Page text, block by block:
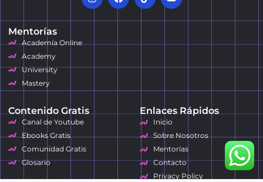
Mentorías
Academía Online
Academy
University
Mastery
Contenido Gratis
Canal de Youtube
Ebooks Gratis
Comunidad Gratis
Glosario
Enlaces Rápidos
Inicio
Sobre Nosotros
Mentorías
Contacto
Privacy Policy